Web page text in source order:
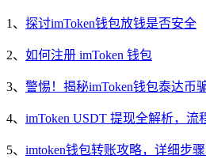
1、 探讨imToken钱包放钱是否安全
2、 如何注册 imToken 钱包
3、 警惕！揭秘imToken钱包泰达币
4、 imToken USDT 提现全解析，流
5、 imtoken钱包转账攻略，详细步